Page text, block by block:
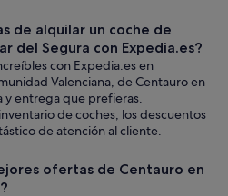
de alquilar un coche de
del Segura con Expedia.es?
con Expedia.es en
Valenciana, de Centauro en
y entrega que prefieras.
de coches, los descuentos
de atención al cliente.
ofertas de Centauro en